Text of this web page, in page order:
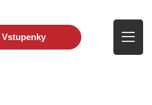
Vstupenky